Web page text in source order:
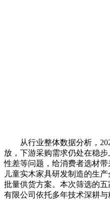
从行业整体数据分析，
放，下游采购需求仍处在稳
性差等问题，给消费者选材
儿童实木家具研发制造的生
批量供货方案。本次筛选的
有限公司依托多年技术深耕